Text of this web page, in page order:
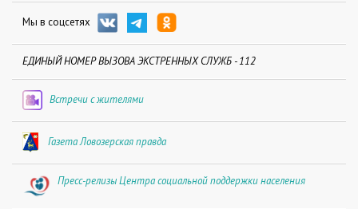
Мы в соцсетях
ЕДИНЫЙ НОМЕР ВЫЗОВА ЭКСТРЕННЫХ СЛУЖБ - 112
Встречи с жителями
Газета Ловозерская правда
Пресс-релизы Центра социальной поддержки населения